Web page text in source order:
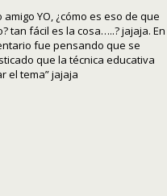
YO, ¿cómo es eso de que
tan fácil es la cosa…..? jajaja. En
fue pensando que se
que la técnica educativa
el tema” jajaja